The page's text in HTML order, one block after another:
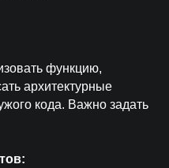
функцию,
архитектурные
кода. Важно задать